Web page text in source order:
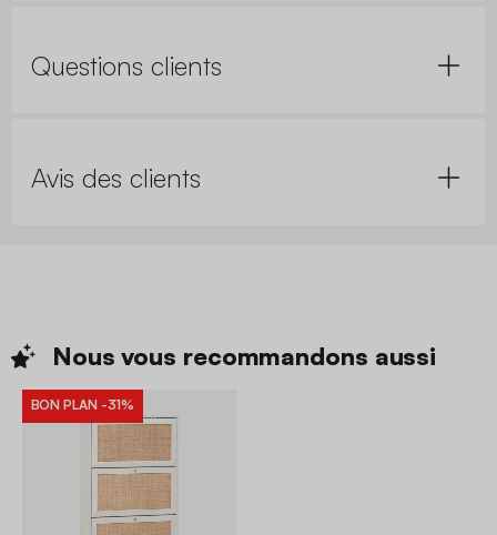
Questions clients
Avis des clients
Nous vous recommandons aussi
BON PLAN -31%